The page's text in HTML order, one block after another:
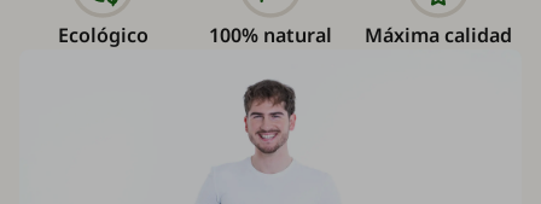
Ecológico 100% natural Máxima calidad